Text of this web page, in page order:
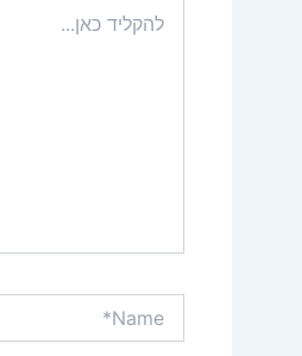
כאן...